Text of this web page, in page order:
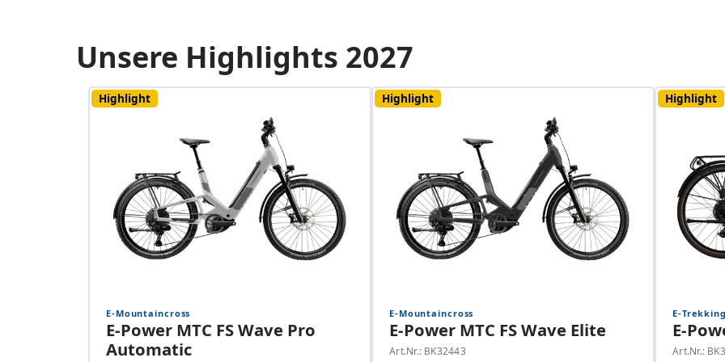
Unsere Highlights 2027
Highlight
E-Mountaincross
E-Power MTC FS Wave Pro
Automatic
Highlight
E-Mountaincross
E-Power MTC FS Wave Elite
Art.Nr.: BK32443
Highlight
E-Trekking
E-
Art.Nr.: